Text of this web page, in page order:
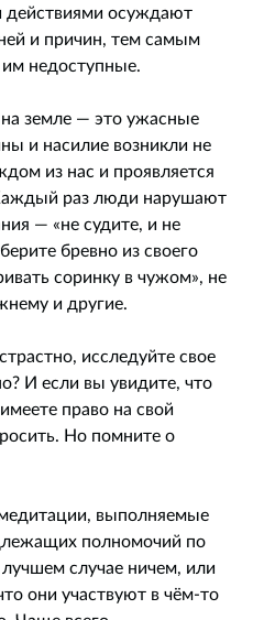
действиями осуждают
и причин, тем самым
недоступные.
земле — это ужасные
и насилие возникли не
из нас и проявляется
раз люди нарушают
— «не судите, и не
бревно из своего
соринку в чужом», не
и другие.
исследуйте свое
И если вы увидите, что
право на свой
Но помните о
выполняемые
полномочий по
случае ничем, или
они участвуют в чём-то